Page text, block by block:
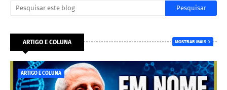
ARTIGO E COLUNA MOSTRAR MAIS
ARTIGO E COLUNA